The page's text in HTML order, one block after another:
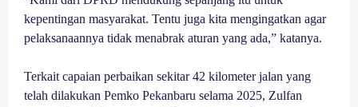
kepentingan masyarakat. Tentu juga kita mengingatkan agar
pelaksanaannya tidak menabrak aturan yang ada,” katanya.
Terkait capaian perbaikan sekitar 42 kilometer jalan yang
telah dilakukan Pemko Pekanbaru selama 2025, Zulfan